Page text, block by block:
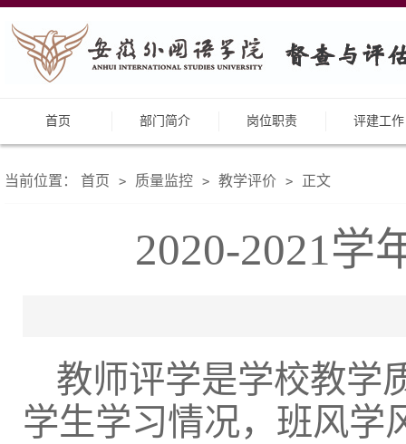
首页 部门简介 岗位职责 评建工作
当前位置： 首页 > 质量监控 > 教学评价 > 正文
2020-2021学
教师评学是学校教学
学生学习情况，班风学